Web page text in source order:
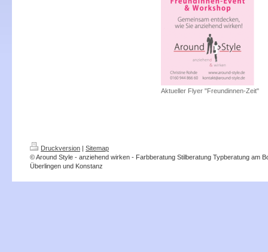
Aktueller Flyer "Freundinnen-Zeit"
Druckversion | Sitemap
© Around Style - anziehend wirken - Farbberatung Stilberatung Typberatung am
Überlingen und Konstanz